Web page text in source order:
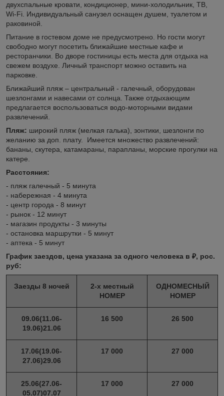
двухспальные кровати, кондиционер, мини-холодильник, ТВ,
Wi-Fi. Индивидуальный санузел оснащен душем, туалетом и
раковиной.
Питание в гостевом доме не предусмотрено. Но гости могут
свободно могут посетить ближайшие местные кафе и
ресторанчики. Во дворе гостиницы есть места для отдыха на
свежем воздухе. Личный транспорт можно оставить на
парковке.
Ближайший пляж – центральный - галечный, оборудован
шезлонгами и навесами от солнца. Также отдыхающим
предлагается воспользоваться водо-моторными видами
развлечений.
Пляж: широкий пляж (мелкая галька), зонтики, шезлонги по
желанию за доп. плату. Имеется множество развлечений:
бананы, скутера, катамараны, парапланы, морские прогулки на
катере.
Расстояния:
- пляж галечный - 5 минута
- набережная - 4 минута
- центр города - 8 минут
- рынок - 12 минут
- магазин продукты - 3 минуты
- остановка маршрутки - 5 минут
- аптека - 5 минут
График заездов, цена указана за одного человека в ₽, рос.
руб:
Заезды 8 ночей
2-х местный
НОМЕР
ОДНОМЕСНЫЙ
НОМЕР
09.06(11.06-
19.06)21.06
16 500 26 500
17.06(19.06-
27.06)29.06
17 000 27 000
25.06(27.06-
05.07)07.07
17 000 27 000